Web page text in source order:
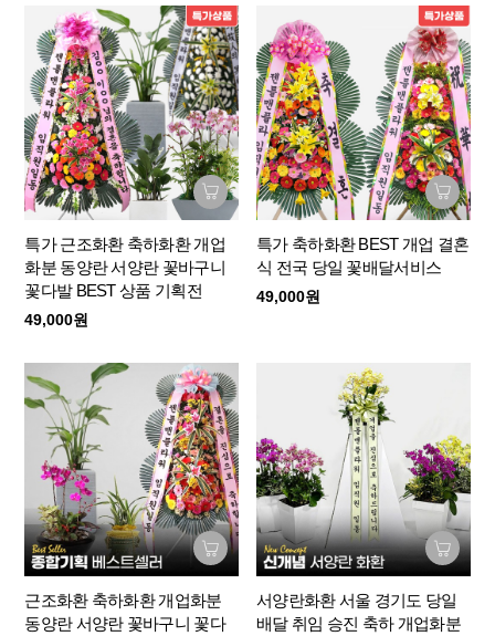
특가 근조화환 축하화환 개업
화분 동양란 서양란 꽃바구니
꽃다발 BEST 상품 기획전
49,000원
특가 축하화환 BEST 개업 결혼
식 전국 당일 꽃배달서비스
49,000원
근조화환 축하화환 개업화분
동양란 서양란 꽃바구니 꽃다
서양란화환 서울 경기도 당일
배달 취임 승진 축하 개업화분